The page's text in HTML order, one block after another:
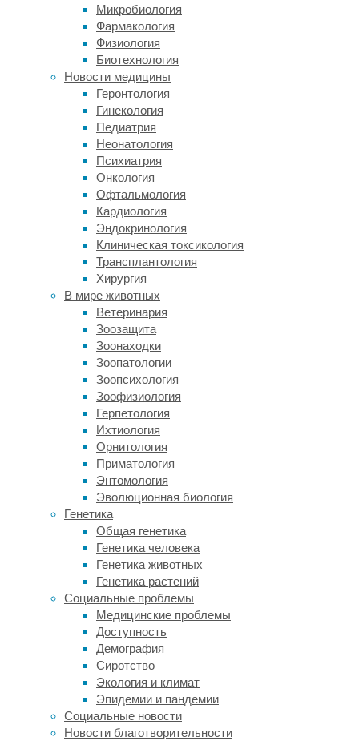
Микробиология
Фармакология
Физиология
Биотехнология
Новости медицины
Геронтология
Гинекология
Педиатрия
Неонатология
Психиатрия
Онкология
Офтальмология
Кардиология
Эндокринология
Клиническая токсикология
Трансплантология
Хирургия
В мире животных
Ветеринария
Зоозащита
Зоонаходки
Зоопатологии
Зоопсихология
Зоофизиология
Герпетология
Ихтиология
Орнитология
Приматология
Энтомология
Эволюционная биология
Генетика
Общая генетика
Генетика человека
Генетика животных
Генетика растений
Социальные проблемы
Медицинские проблемы
Доступность
Демография
Сиротство
Экология и климат
Эпидемии и пандемии
Социальные новости
Новости благотворительности
содержащие
большое
количество
кубитов,
каждый
из
которых
свою
очередь
должен
быть
связан
со
всеми
остальными.
Однако
реализация
полноценного
устройства
подобной
архитектуры
на
сегодняшний
день
до
сих
пор
не
представлена:
например,
случае
сверхпроводников
физически
невозможно
соединить
все
кубиты
друг
другом
на
одной